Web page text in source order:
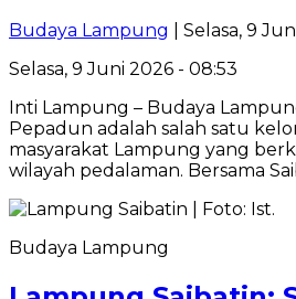
Budaya Lampung
| Selasa, 9
Selasa, 9 Juni 2026 - 08:53
Inti Lampung – Budaya
Pepadun adalah salah satu
masyarakat Lampung yang
wilayah pedalaman. Bersama
Budaya Lampung